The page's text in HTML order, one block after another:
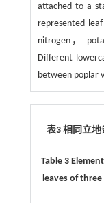
attached to a
represented
nitrogen，
Different
between poplar
表3 相同立
Table 3
leaves of